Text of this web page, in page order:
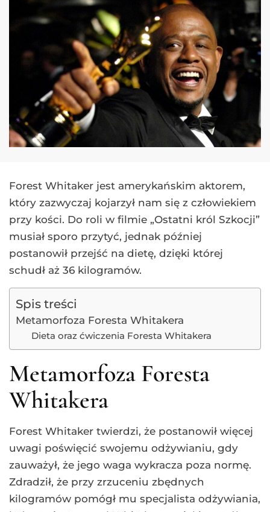
Forest Whitaker jest amerykańskim aktorem,
który zazwyczaj kojarzył nam się z człowiekiem
przy kości. Do roli w filmie „Ostatni król Szkocji”
musiał sporo przytyć, jednak później
postanowił przejść na dietę, dzięki której
schudł aż 36 kilogramów.
Spis treści
Metamorfoza Foresta Whitakera
Dieta oraz ćwiczenia Foresta Whitakera
Metamorfoza Foresta
Whitakera
Forest Whitaker twierdzi, że postanowił więcej
uwagi poświęcić swojemu odżywianiu, gdy
zauważył, że jego waga wykracza poza normę.
Zdradził, że przy zrzuceniu zbędnych
kilogramów pomógł mu specjalista odżywiania,